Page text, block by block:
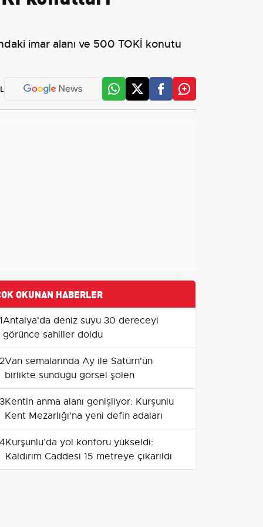
imar alanı ve 500 TOKİ konutu
OKUNAN HABERLER
1Antalya'da deniz suyu 30 dereceyi
görünce sahiller doldu
2Van semalarında Ay ile Satürn'ün
birlikte sunduğu görsel şölen
3Kentin anma alanı genişliyor: Kurşunlu
Kent Mezarlığı'na yeni defin adaları
4Kurşunlu’da yol konforu yükseldi:
Kaldırım Caddesi 15 metreye çıkarıldı